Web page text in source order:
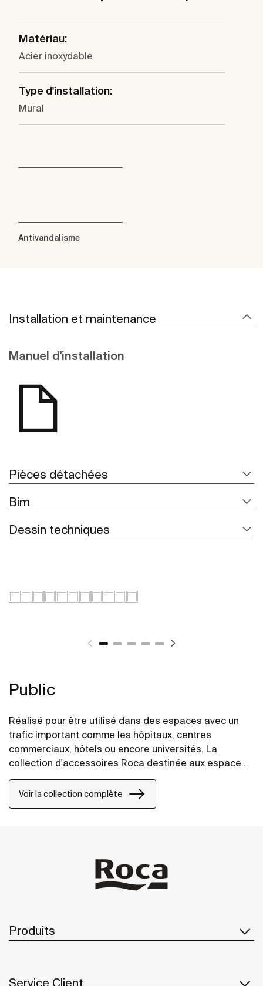
Matériau:
Acier inoxydable
Type d'installation:
Mural
Antivandalisme
Installation et maintenance
Manuel d'installation
Pièces détachées
Bim
Dessin techniques
Public
Réalisé pour être utilisé dans des espaces avec un
trafic important comme les hôpitaux, centres
commerciaux, hôtels ou encore universités. La
collection d'accessoires Roca destinée aux espaces
public combine résistance, sécurité et fonctionnalité
dans une large gamme de produits. Spécifiquement
conçu pour une utilisation intensive, tous les produits
Voir la collection complète
Produits
Service Client